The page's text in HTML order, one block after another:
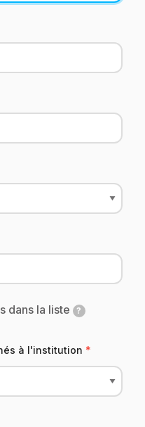
dans la liste ?
à l'institution